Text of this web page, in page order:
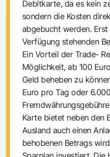
Debitkarte, da es kein
sondern die Kosten
abgebucht werden.
Verfügung stehenden
Ein Vorteil der Trade-
Möglichkeit, ab 100
Geld beheben zu
Euro pro Tag oder
Karte bietet neben den
Ausland auch einen
behobenen Betrags